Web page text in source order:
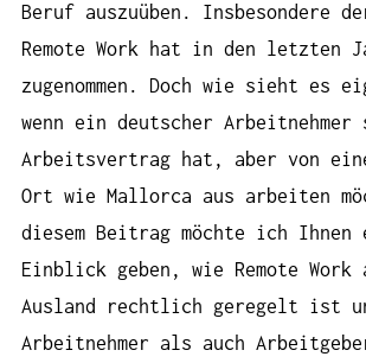
Beruf auszuüben. Insbesondere
Remote Work hat in den letzten
zugenommen. Doch wie sieht es
wenn ein deutscher Arbeitnehmer
Arbeitsvertrag hat, aber von
Ort wie Mallorca aus arbeiten
diesem Beitrag möchte ich Ihnen
Einblick geben, wie Remote Work
Ausland rechtlich geregelt ist
Arbeitnehmer als auch